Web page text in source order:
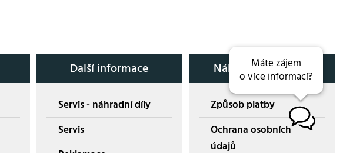
Další informace
Servis - náhradní díly
Servis
Reklamace
Nákup přes E-shop
Způsob platby
Ochrana osobních
údajů
Máte zájem
o více informací?
B